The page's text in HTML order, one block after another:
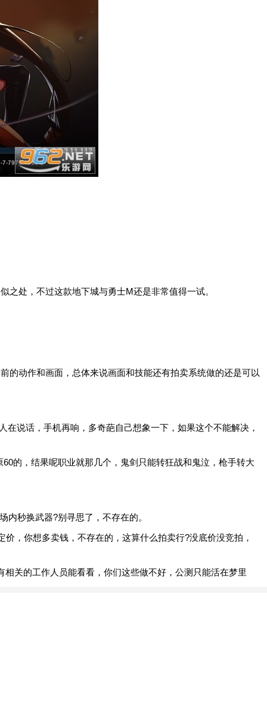
处，不过这款地下城与勇士M还是非常值得一试。
的动作和画面，总体来说画面和技能还有拍卖系统做的还是可以
说话，手机再响，多奇葩自己想象一下，如果这个不能解决，
的，结果呢职业就那几个，鬼剑只能转狂战和鬼泣，枪手转大
秒换武器?别寻思了，不存在的。
，你想多卖钱，不存在的，这算什么拍卖行?没底价没竞拍，
关的工作人员能看看，你们这些做不好，公测只能活在梦里